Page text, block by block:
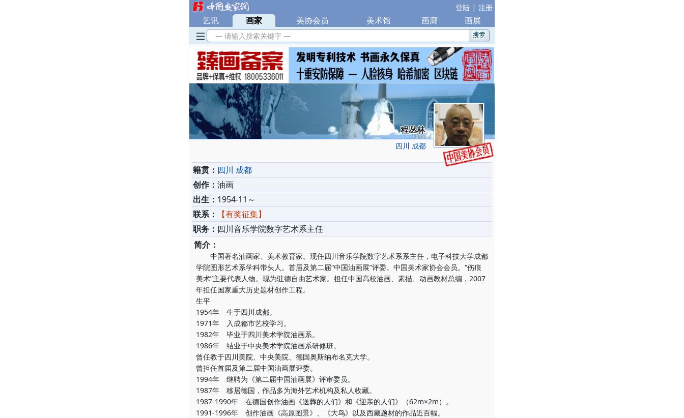
登陆 | 注册
艺讯 | 画家 美协会员 美术馆 画廊 画展
— 请输入搜索关键字 —
程丛林
四川 成都
籍贯： 四川 成都
创作： 油画
出生： 1954-11～
联系：
【有奖征集】
职务： 四川音乐学院数字艺术系主任
简介：
中国著名油画家、美术教育家。现任四川音乐学院数字艺术系系主任，电子科技大学成都
学院图形艺术系学科带头人。首届及第二届“中国油画展”评委。中国美术家协会会员。“伤痕
美术”主要代表人物。现为驻德自由艺术家。担任中国高校油画、素描、动画教材总编，2007
年担任国家重大历史题材创作工程。
生平
1954年 生于四川成都。
1971年 入成都市艺校学习。
1982年 毕业于四川美术学院油画系。
1986年 结业于中央美术学院油画系研修班。
曾任教于四川美院、中央美院、德国奥斯纳布名克大学。
曾担任首届及第二届中国油画展评委。
1994年 继聘为《第二届中国油画展》评审委员。
1987年 移居德国，作品多为海外艺术机构及私人收藏。
1987-1990年 在德国创作油画《送葬的人们》和《迎亲的人们》（62m×2m）。
1991-1996年 创作油画《高原图景》、《大鸟》以及西藏题材的作品近百幅。